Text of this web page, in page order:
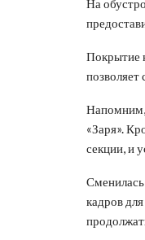
На
Покрытие
позволяет
Напомним,
«Заря».
секции, и
Сменилась
кадров